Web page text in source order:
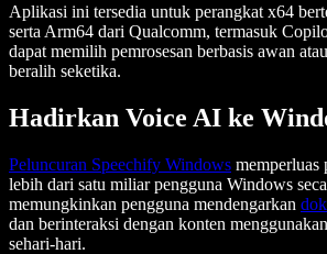
Aplikasi ini tersedia untuk perangkat x64
serta Arm64 dari Qualcomm, termasuk
dapat memilih pemrosesan berbasis awan
beralih seketika.
Hadirkan Voice AI ke
Peluncuran Speechify Windows
lebih dari satu miliar pengguna Windows
memungkinkan pengguna mendengarkan
dan berinteraksi dengan konten
sehari-hari.